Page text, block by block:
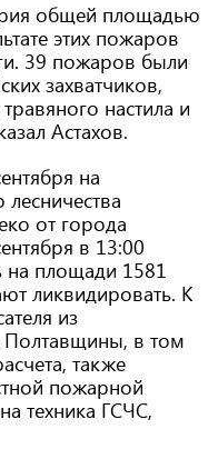
общей площадью
этих пожаров
39 пожаров были
захватчиков,
настила и
Астахов.
на
от города
в 13:00
на площади 1581
ликвидировать. К
из
в том
также
пожарной
техника ГСЧС,